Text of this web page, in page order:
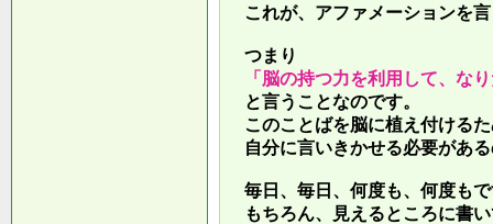
これが、アファメーションを
つまり
「脳の持つ力を利用して、な
と言うことなのです。
このことばを脳に植え付ける
自分に言いきかせる必要があ
毎日、毎日、何度も、何度も
もちろん、見えるところに書